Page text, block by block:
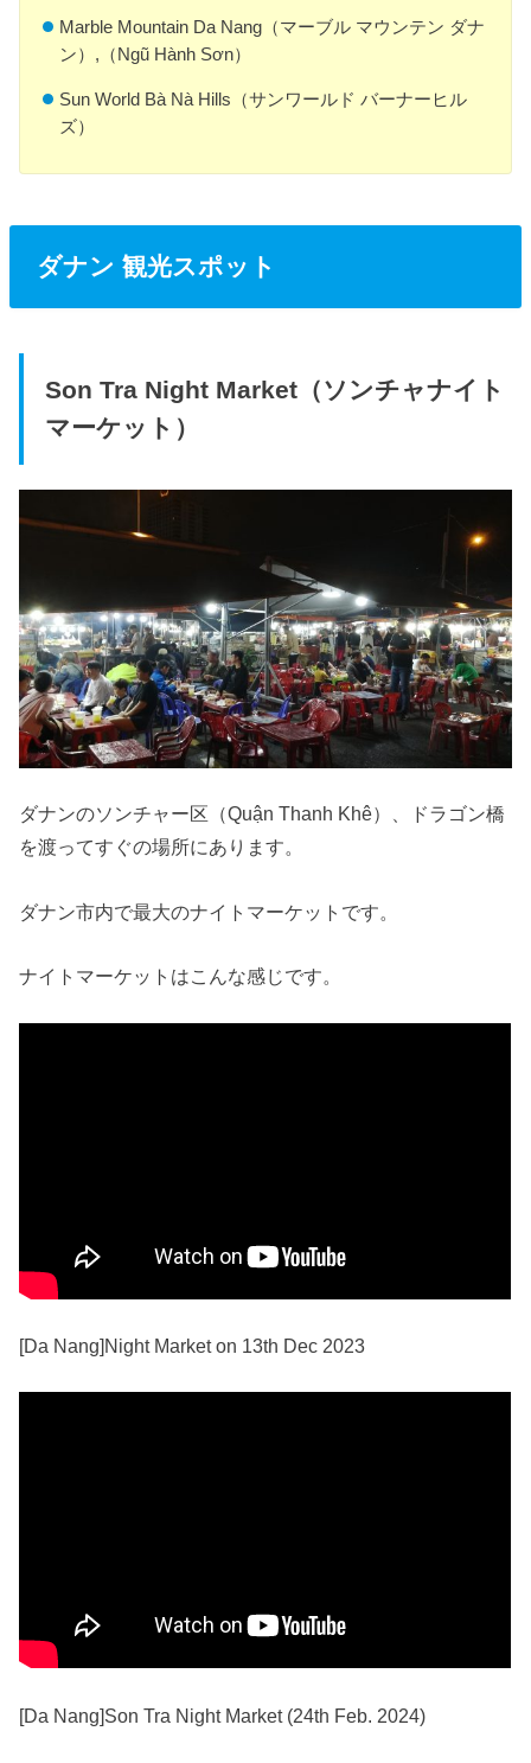
Marble Mountain Da Nang（マーブル マウンテン ダナ
ン）,（Ngũ Hành Sơn）
Sun World Bà Nà Hills（サンワールド バーナーヒル
ズ）
ダナン 観光スポット
Son Tra Night Market（ソンチャナイト
マーケット）
ダナンのソンチャー区（Quận Thanh Khê）、ドラゴン橋
を渡ってすぐの場所にあります。
ダナン市内で最大のナイトマーケットです。
ナイトマーケットはこんな感じです。
[Da Nang]Night Market on 13th Dec 2023
[Da Nang]Son Tra Night Market (24th Feb. 2024)